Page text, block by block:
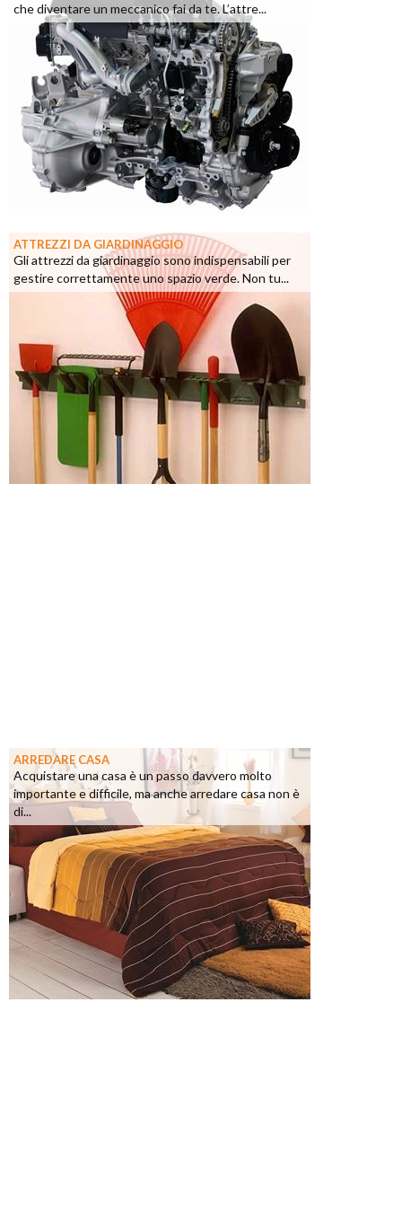
che diventare un meccanico fai da te. L’attre...
ATTREZZI DA GIARDINAGGIO
Gli attrezzi da giardinaggio sono indispensabili per
gestire correttamente uno spazio verde. Non tu...
ARREDARE CASA
Acquistare una casa è un passo davvero molto
importante e difficile, ma anche arredare casa non è
di...